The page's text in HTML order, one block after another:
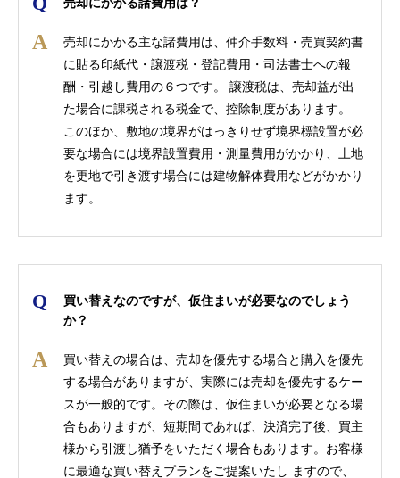
売却にかかる諸費用は？
売却にかかる主な諸費用は、仲介手数料・売買契約書
に貼る印紙代・譲渡税・登記費用・司法書士への報
酬・引越し費用の６つです。 譲渡税は、売却益が出
た場合に課税される税金で、控除制度があります。
このほか、敷地の境界がはっきりせず境界標設置が必
要な場合には境界設置費用・測量費用がかかり、土地
を更地で引き渡す場合には建物解体費用などがかかり
ます。
買い替えなのですが、仮住まいが必要なのでしょう
か？
買い替えの場合は、売却を優先する場合と購入を優先
する場合がありますが、実際には売却を優先するケー
スが一般的です。その際は、仮住まいが必要となる場
合もありますが、短期間であれば、決済完了後、買主
様から引渡し猶予をいただく場合もあります。お客様
に最適な買い替えプランをご提案いたし ますので、